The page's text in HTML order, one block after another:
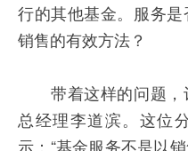
行的其他基金。服务
销售的有效方法？
带着这样的问题，
总经理李道滨。这位
示：“基金服务不是以